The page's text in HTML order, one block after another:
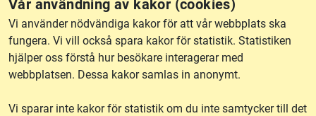
Vår användning av kakor (cookies)
Vi använder nödvändiga kakor för att vår webbplats ska
fungera. Vi vill också spara kakor för statistik. Statistiken
hjälper oss förstå hur besökare interagerar med
webbplatsen. Dessa kakor samlas in anonymt.
Vi sparar inte kakor för statistik om du inte samtycker till det
RSS
Om webbplatsen
Tillgänglighet